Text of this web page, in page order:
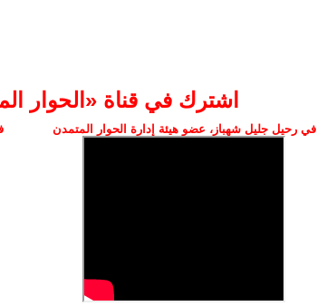
اشترك في قناة ‫«الحوار
في رحيل جليل شهباز، عضو هيئة إدارة الحوار المتمدن